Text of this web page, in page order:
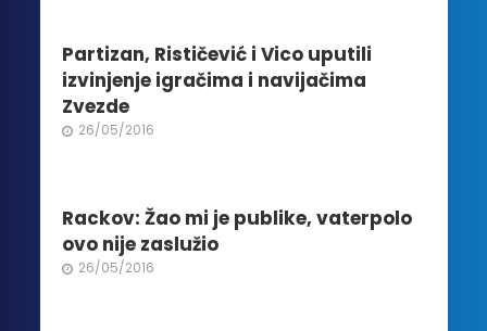
Partizan, Rističević i Vico uputili
izvinjenje igračima i navijačima
Zvezde
26/05/2016
Rackov: Žao mi je publike, vaterpolo
ovo nije zaslužio
26/05/2016